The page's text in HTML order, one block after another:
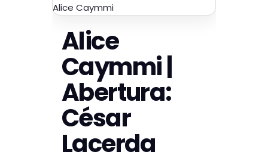
Alice Caymmi
Alice
Caymmi |
Abertura:
César
Lacerda